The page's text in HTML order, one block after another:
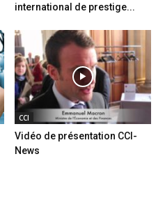
international de prestige...
CCI
Vidéo de présentation CCI-
News